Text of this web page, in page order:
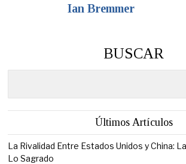
Ian Bremmer
BUSCAR
Últimos Artículos
La Rivalidad Entre Estados Unidos y China:
Lo Sagrado